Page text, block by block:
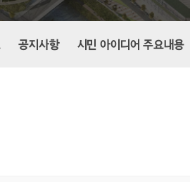
공지사항 시민 아이디어 주요내용